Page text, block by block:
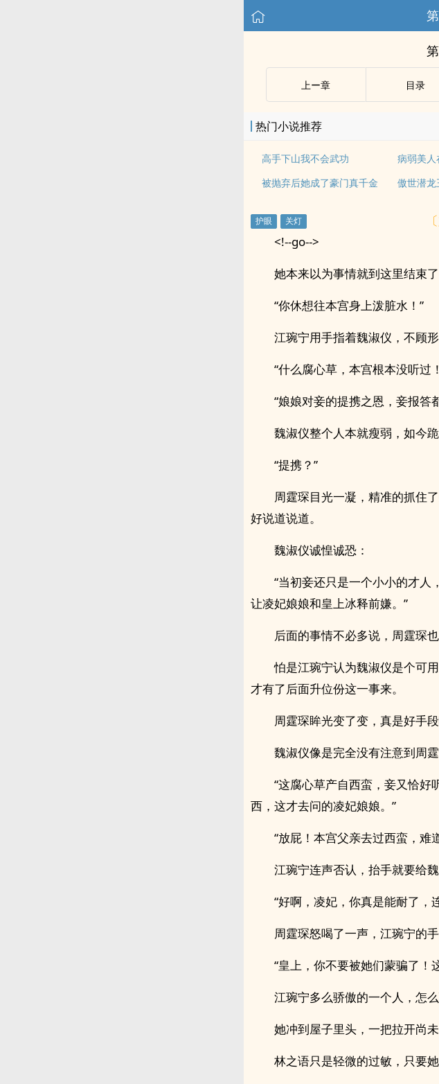
上ー章 目录
热门小说推荐
高手下山我不会武功 病弱美
被抛弃后她成了豪门真千金
傲世潜
<!--go-->
她本来以为事情就到这里结束
“你休想往本宫身上泼脏水！”
江琬宁用手指着魏淑仪，不顾形
“什么腐心草，本宫根本没听过
“娘娘对妾的提携之恩，妾报答
魏淑仪整个人本就瘦弱，如今
“提携？”
周霆琛目光一凝，精准的抓住
好说道说道。
魏淑仪诚惶诚恐：
“当初妾还只是一个小小的才
让凌妃娘娘和皇上冰释前嫌。”
后面的事情不必多说，周霆琛也
怕是江琬宁认为魏淑仪是个可
才有了后面升位份这一事来。
周霆琛眸光变了变，真是好手段
魏淑仪像是完全没有注意到周
“这腐心草产自西蛮，妾又恰
西，这才去问的凌妃娘娘。”
“放屁！本宫父亲去过西蛮，难
江琬宁连声否认，抬手就要给魏
“好啊，凌妃，你真是能耐了，
周霆琛怒喝了一声，江琬宁的
“皇上，你不要被她们蒙骗了！
江琬宁多么骄傲的一个人，怎
她冲到屋子里头，一把拉开尚
林之语只是轻微的过敏，只要